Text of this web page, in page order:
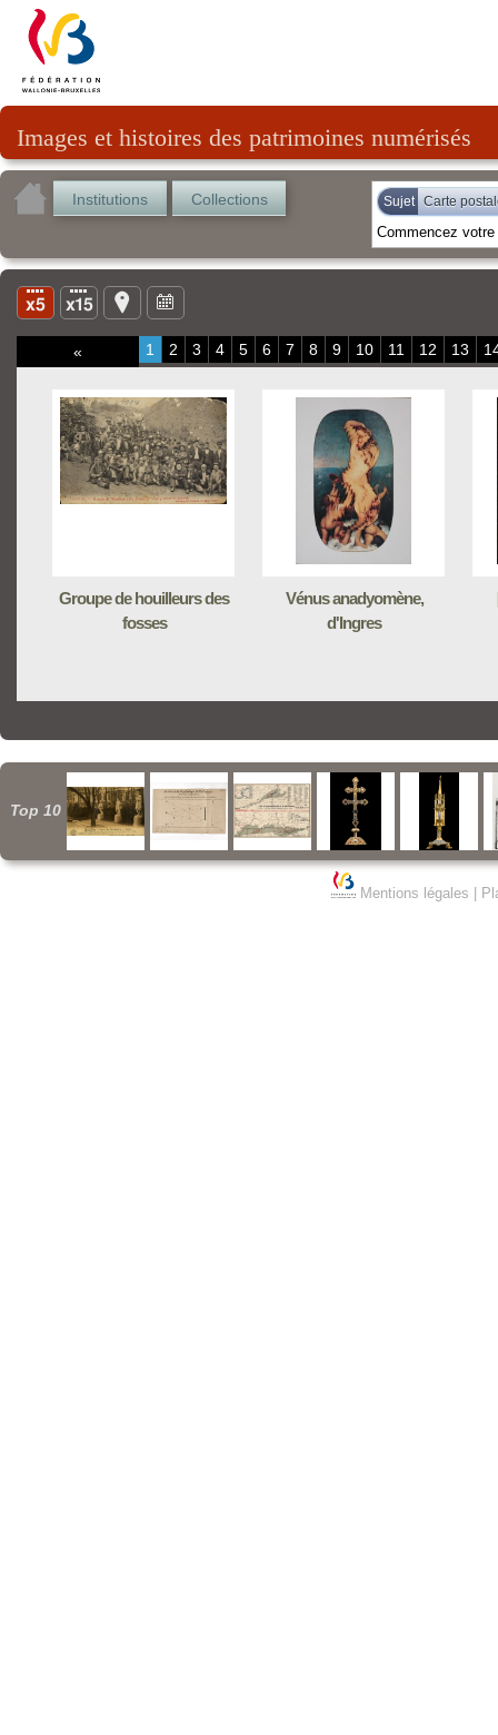
Images et histoires des patrimoines numérisés
Institutions Collections Sujet Carte
« 1 2 3 4 5 6 7 8 9 10 11 12 13
Groupe de houilleurs des
fosses
Vénus anadyomène,
d'Ingres
Top 10
Mentions légales